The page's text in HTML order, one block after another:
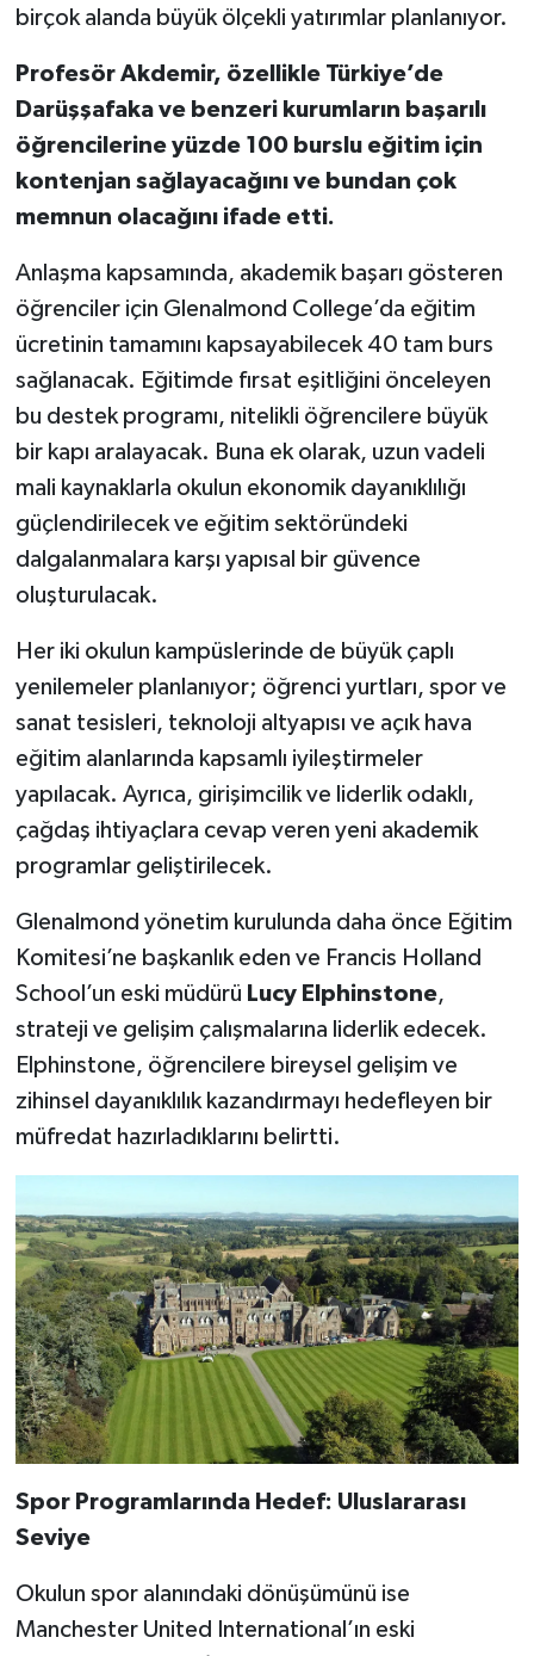
birçok alanda büyük ölçekli yatırımlar planlanıyor.
Profesör Akdemir, özellikle Türkiye’de
Darüşşafaka ve benzeri kurumların başarılı
öğrencilerine yüzde 100 burslu eğitim için
kontenjan sağlayacağını ve bundan çok
memnun olacağını ifade etti.
Anlaşma kapsamında, akademik başarı gösteren
öğrenciler için Glenalmond College’da eğitim
ücretinin tamamını kapsayabilecek 40 tam burs
sağlanacak. Eğitimde fırsat eşitliğini önceleyen
bu destek programı, nitelikli öğrencilere büyük
bir kapı aralayacak. Buna ek olarak, uzun vadeli
mali kaynaklarla okulun ekonomik dayanıklılığı
güçlendirilecek ve eğitim sektöründeki
dalgalanmalara karşı yapısal bir güvence
oluşturulacak.
Her iki okulun kampüslerinde de büyük çaplı
yenilemeler planlanıyor; öğrenci yurtları, spor ve
sanat tesisleri, teknoloji altyapısı ve açık hava
eğitim alanlarında kapsamlı iyileştirmeler
yapılacak. Ayrıca, girişimcilik ve liderlik odaklı,
çağdaş ihtiyaçlara cevap veren yeni akademik
programlar geliştirilecek.
Glenalmond yönetim kurulunda daha önce Eğitim
Komitesi’ne başkanlık eden ve Francis Holland
School’un eski müdürü Lucy Elphinstone,
strateji ve gelişim çalışmalarına liderlik edecek.
Elphinstone, öğrencilere bireysel gelişim ve
zihinsel dayanıklılık kazandırmayı hedefleyen bir
müfredat hazırladıklarını belirtti.
Spor Programlarında Hedef: Uluslararası
Seviye
Okulun spor alanındaki dönüşümünü ise
Manchester United International’ın eski